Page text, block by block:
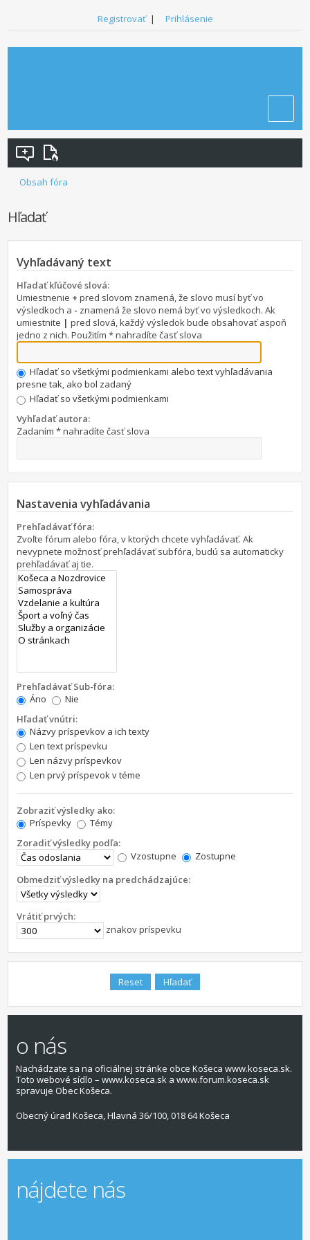
Registrovať| Prihlásenie
Obsah fóra
Hľadať
Vyhľadávaný text
Hľadať kľúčové slová:
Umiestnenie + pred slovom znamená, že slovo musí byť vo
výsledkoch a - znamená že slovo nemá byť vo výsledkoch. Ak
umiestnite | pred slová, každý výsledok bude obsahovať aspoň
jedno z nich. Použitím * nahradíte časť slova
Hľadať so všetkými podmienkami alebo text vyhľadávania
presne tak, ako bol zadaný
Hľadať so všetkými podmienkami
Vyhľadať autora:
Zadaním * nahradíte časť slova
Nastavenia vyhľadávania
Prehľadávať fóra:
Zvoľte fórum alebo fóra, v ktorých chcete vyhľadávať. Ak
nevypnete možnosť prehľadávať subfóra, budú sa automaticky
prehľadávať aj tie.
Prehľadávať Sub-fóra:
Áno
Nie
Hľadať vnútri:
Názvy príspevkov a ich texty
Len text príspevku
Len názvy príspevkov
Len prvý príspevok v téme
Zobraziť výsledky ako:
Príspevky
Témy
Zoradiť výsledky podľa:
Vzostupne
Zostupne
Obmedziť výsledky na predchádzajúce:
Vrátiť prvých:
znakov príspevku
o nás
Nachádzate sa na oficiálnej stránke obce Košeca www.koseca.sk.
Toto webové sídlo – www.koseca.sk a www.forum.koseca.sk
spravuje Obec Košeca.
Obecný úrad Košeca, Hlavná 36/100, 018 64 Košeca
nájdete nás